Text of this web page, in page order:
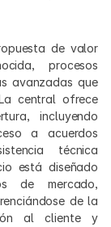
de valor
procesos
avanzadas que
central ofrece
incluyendo
a acuerdos
técnica
está diseñado
de mercado,
de la
al cliente y